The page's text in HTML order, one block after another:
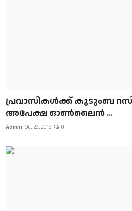
പ്രവാസികള്‍ക്ക് കുടുംബ
അപേക്ഷ ഓൺലൈൻ ...
Admin Oct 29, 2019 0